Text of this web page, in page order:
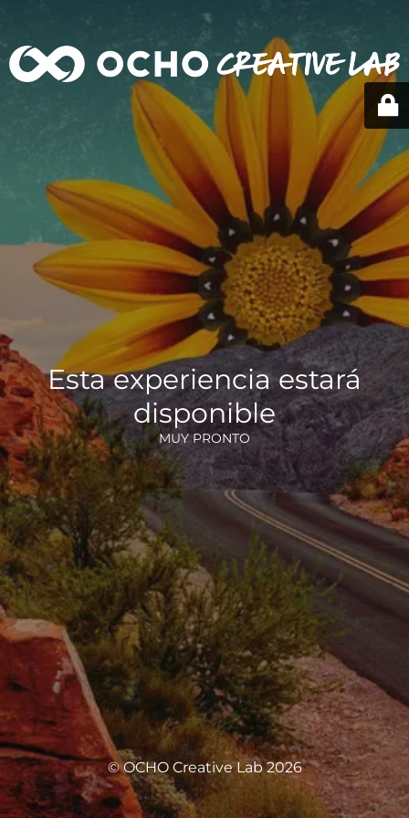
Esta experiencia estará
disponible
MUY PRONTO
© OCHO Creative Lab 2026